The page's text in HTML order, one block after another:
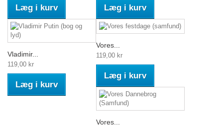
Læg i kurv Læg i kurv
Vladimir...
119,00 kr
Læg i kurv
Vores...
119,00 kr
Læg i kurv
Vores...